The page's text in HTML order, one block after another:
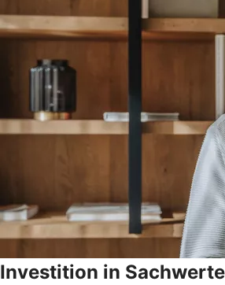
Investition in Sachwerte